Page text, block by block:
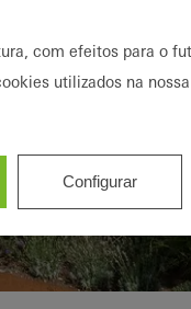
com efeitos para o
utilizados na nossa
Configurar